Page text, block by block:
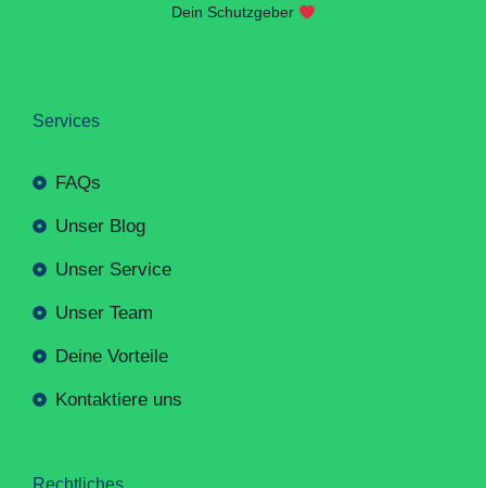
Dein Schutzgeber
Services
FAQs
Unser Blog
Unser Service
Unser Team
Deine Vorteile
Kontaktiere uns
Rechtliches